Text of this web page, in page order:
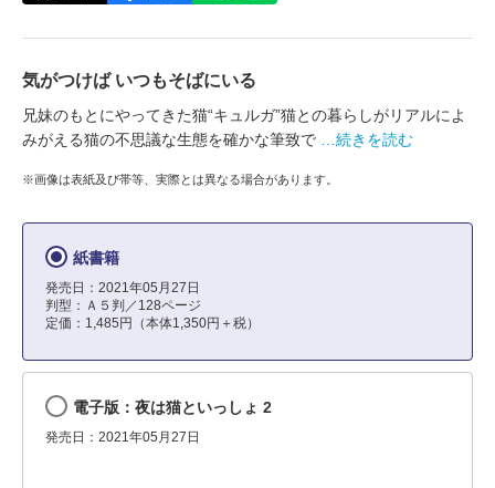
気がつけば いつもそばにいる
兄妹のもとにやってきた猫“キュルガ”猫との暮らしがリアルによ
みがえる猫の不思議な生態を確かな筆致で
…続きを読む
※画像は表紙及び帯等、実際とは異なる場合があります。
紙書籍
発売日：2021年05月27日
判型：Ａ５判／128ページ
定価：1,485円（本体1,350円＋税）
電子版：夜は猫といっしょ 2
発売日：2021年05月27日